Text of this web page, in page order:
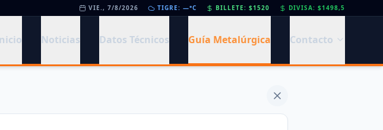
siguen vigentes los valores de abril • Día de la Siderurgia: cómo llega el sector al aniversario 78 del legado de Savio
VIE., 7/8/2026 TIGRE: —°C BILLETE: $1520 DIVISA: $1498,5
Noticias Datos Técnicos Guía Metalúrgica Contacto